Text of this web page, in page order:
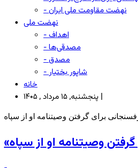
- نهضت مقاومت ملی ایران
نهضت ملی
- اهداف
- مصدقی‌ها
- مصدق
- شاپور بختیار
خانه
پنجشنبه, ۱۵ مرداد , ۱۴۰۵ |
برای گرفتن وصیتنامه او از سپاه
وصیتنامه او از سپاه